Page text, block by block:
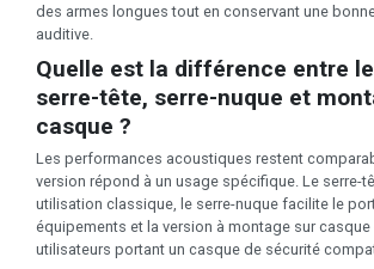
des armes longues tout en conservant une
auditive.
Quelle est la différence entre
serre-tête, serre-nuque et
casque ?
Les performances acoustiques restent
version répond à un usage spécifique. Le serre-
utilisation classique, le serre-nuque facilite le
équipements et la version à montage sur
utilisateurs portant un casque de sécurité